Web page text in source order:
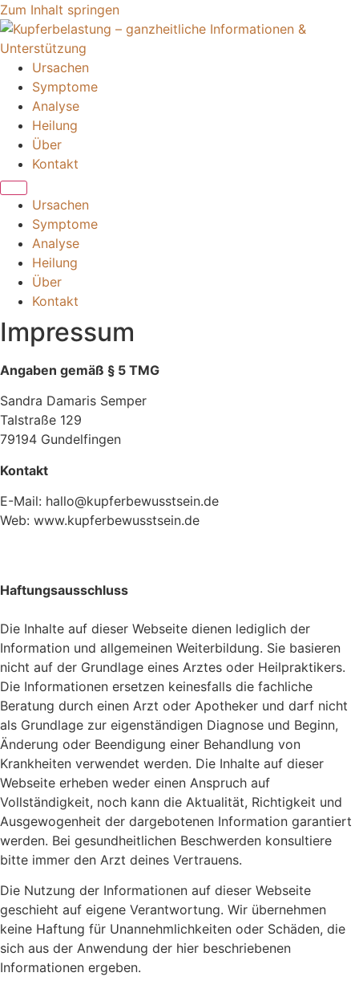
Zum Inhalt springen
Ursachen
Symptome
Analyse
Heilung
Über
Kontakt
Ursachen
Symptome
Analyse
Heilung
Über
Kontakt
Impressum
Angaben gemäß § 5 TMG
Sandra Damaris Semper
Talstraße 129
79194 Gundelfingen
Kontakt
E-Mail: hallo@kupferbewusstsein.de
Web: www.kupferbewusstsein.de
Haftungsausschluss
Die Inhalte auf dieser Webseite dienen lediglich der
Information und allgemeinen Weiterbildung. Sie basieren
nicht auf der Grundlage eines Arztes oder Heilpraktikers.
Die Informationen ersetzen keinesfalls die fachliche
Beratung durch einen Arzt oder Apotheker und darf nicht
als Grundlage zur eigenständigen Diagnose und Beginn,
Änderung oder Beendigung einer Behandlung von
Krankheiten verwendet werden. Die Inhalte auf dieser
Webseite erheben weder einen Anspruch auf
Vollständigkeit, noch kann die Aktualität, Richtigkeit und
Ausgewogenheit der dargebotenen Information garantiert
werden. Bei gesundheitlichen Beschwerden konsultiere
bitte immer den Arzt deines Vertrauens.
Die Nutzung der Informationen auf dieser Webseite
geschieht auf eigene Verantwortung. Wir übernehmen
keine Haftung für Unannehmlichkeiten oder Schäden, die
sich aus der Anwendung der hier beschriebenen
Informationen ergeben.